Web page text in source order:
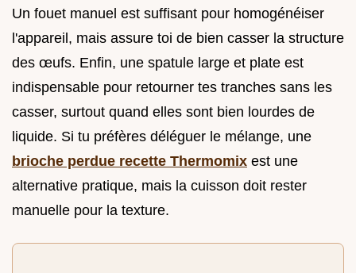
Un fouet manuel est suffisant pour homogénéiser
l'appareil, mais assure toi de bien casser la structure
des œufs. Enfin, une spatule large et plate est
indispensable pour retourner tes tranches sans les
casser, surtout quand elles sont bien lourdes de
liquide. Si tu préfères déléguer le mélange, une
brioche perdue recette Thermomix est une
alternative pratique, mais la cuisson doit rester
manuelle pour la texture.